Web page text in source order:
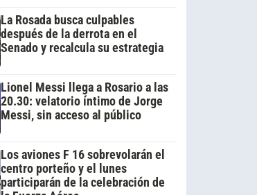
La Rosada busca culpables
después de la derrota en el
Senado y recalcula su estrategia
Lionel Messi llega a Rosario a las
20.30: velatorio íntimo de Jorge
Messi, sin acceso al público
Los aviones F 16 sobrevolarán el
centro porteño y el lunes
participarán de la celebración de